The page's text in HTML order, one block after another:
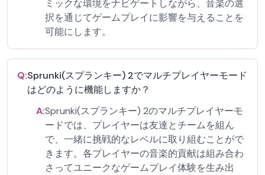
ミックな環境をナビゲートしながら、音楽の選
択を通じてゲームプレイに影響を与えることを
可能にします。
Q:Sprunki(スプランキー) 2でマルチプレイヤーモード
はどのように機能しますか？
A:Sprunki(スプランキー) 2のマルチプレイヤーモ
ードでは、プレイヤーは友達とチームを組ん
で、一緒に挑戦的なレベルに取り組むことがで
きます。各プレイヤーの音楽的貢献は組み合わ
さってユニークなゲームプレイ体験を生み出